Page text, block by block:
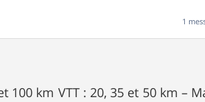
1
100 km VTT : 20, 35 et 50 km –